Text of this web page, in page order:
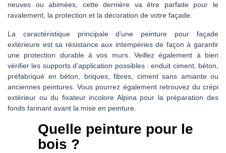
neuves ou abimées, cette dernière va être parfaite pour le
ravalement, la protection et la décoration de votre façade.
La caractéristique principale d’une peinture pour façade
extérieure est sa résistance aux intempéries de façon à garantir
une protection durable à vos murs. Veillez également à bien
vérifier les supports d’application possibles : enduit ciment, béton,
préfabriqué en béton, briques, fibres, ciment sans amiante ou
anciennes peintures. Vous pourrez également retrouvez du crépi
extérieur ou du fixateur incolore Alpina pour la préparation des
fonds farinant avant la mise en peinture.
Quelle peinture pour le
bois ?